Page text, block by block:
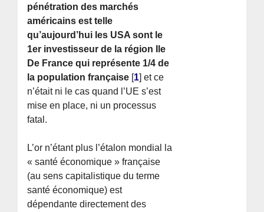
pénétration des marchés
américains est telle
qu’aujourd’hui les USA sont le
1er investisseur de la région Ile
De France qui représente 1/4 de
la population française [1] et ce
n’était ni le cas quand l’UE s’est
mise en place, ni un processus
fatal.
L’or n’étant plus l’étalon mondial la
« santé économique » française
(au sens capitalistique du terme
santé économique) est
dépendante directement des